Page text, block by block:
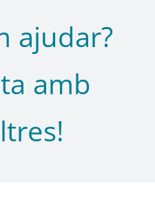
ajudar?
amb